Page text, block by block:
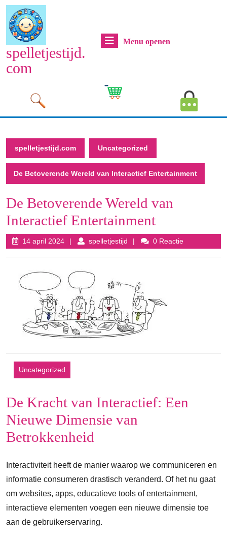
Naar
inhoud
gaan
spelletjestijd.
com
Menu openenMenu
Cart
spelletjestijd.com Uncategorized
De Betoverende Wereld van Interactief Entertainment
De Betoverende Wereld van
Interactief Entertainment
14 april 202414
april
spelletjestijd spelletjestijd0 Reactie
Uncategorized
De Kracht van Interactief: Een
Nieuwe Dimensie van
Betrokkenheid
Interactiviteit heeft de manier waarop we communiceren en
informatie consumeren drastisch veranderd. Of het nu gaat
om websites, apps, educatieve tools of entertainment,
interactieve elementen voegen een nieuwe dimensie toe
aan de gebruikerservaring.